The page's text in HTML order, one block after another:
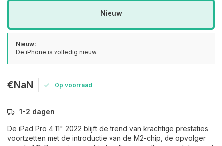
Nieuw
Nieuw:
De iPhone is volledig nieuw.
€NaN Op voorraad
1-2 dagen
De iPad Pro 4 11" 2022 blijft de trend van krachtige prestaties
voortzetten met de introductie van de M2-chip, de opvolger